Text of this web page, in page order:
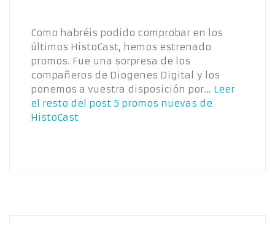
Como habréis podido comprobar en los
últimos HistoCast, hemos estrenado
promos. Fue una sorpresa de los
compañeros de Diogenes Digital y los
ponemos a vuestra disposición por… Leer
el resto del post 5 promos nuevas de
HistoCast